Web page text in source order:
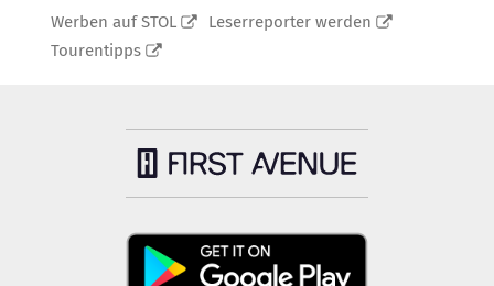
Werben auf STOL
Leserreporter werden
Tourentipps